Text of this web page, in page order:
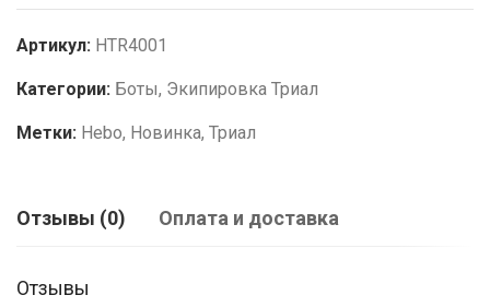
Артикул: HTR4001
Категории: Боты, Экипировка Триал
Метки: Hebo, Новинка, Триал
Отзывы (0) Оплата и доставка
Отзывы